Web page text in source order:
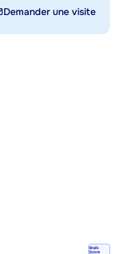
Demander une visite
Walk
Score